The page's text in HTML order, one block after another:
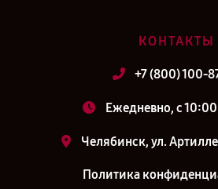
КОНТАКТЫ
+7 (800) 100-
Ежедневно, с
Челябинск, ул.
Политика